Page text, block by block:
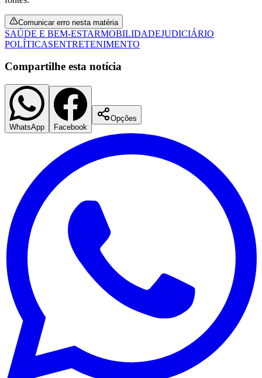
Botafogo
Comunicar erro nesta matéria
SAÚDE E BEM-ESTARMOBILIDADEJUDICIÁRIO
POLÍTICASENTRETENIMENTO
Compartilhe esta notícia
WhatsApp Facebook
Opções